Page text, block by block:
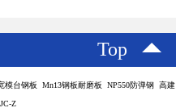
Top
模台钢板 Mn13钢板耐磨板 NP550防弹钢 高建
Z